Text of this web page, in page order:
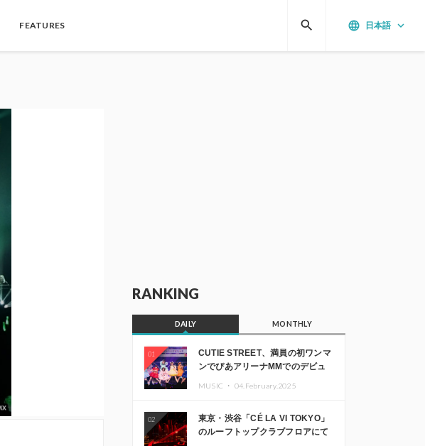
FEATURES language 日本語 keyboard_arrow_down
search
RANKING
DAILY MONTHLY
01
CUTIE STREET、満員の初ワンマ
ンでぴあアリーナMMでのデビュ
MUSIC ・ 04.February.2025
02
東京・渋谷「CÉ LA VI TOKYO」
のルーフトップクラブフロアにて